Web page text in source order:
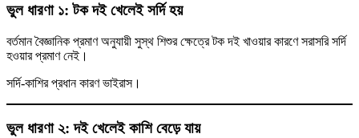
ভুল ধারণা ১: টক দই খেলেই সর্দি হয়
বর্তমান বৈজ্ঞানিক প্রমাণ অনুযায়ী সুস্থ শিশুর ক্ষেত্রে টক দই খাওয়ার কারণে সরাসরি সর্দি
হওয়ার প্রমাণ নেই।
সর্দি-কাশির প্রধান কারণ ভাইরাস।
ভুল ধারণা ২: দই খেলেই কাশি বেড়ে যায়